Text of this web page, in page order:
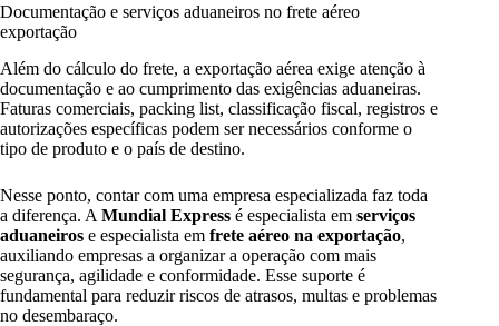
Documentação e serviços aduaneiros no frete aéreo
exportação
Além do cálculo do frete, a exportação aérea exige atenção à
documentação e ao cumprimento das exigências aduaneiras.
Faturas comerciais, packing list, classificação fiscal, registros e
autorizações específicas podem ser necessários conforme o
tipo de produto e o país de destino.
Nesse ponto, contar com uma empresa especializada faz toda
a diferença. A Mundial Express é especialista em serviços
aduaneiros e especialista em frete aéreo na exportação,
auxiliando empresas a organizar a operação com mais
segurança, agilidade e conformidade. Esse suporte é
fundamental para reduzir riscos de atrasos, multas e problemas
no desembaraço.